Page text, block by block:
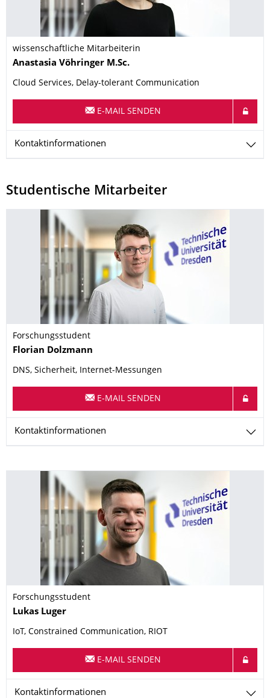
wissenschaftliche Mitarbeiterin
Name
Anastasia Vöhringer M.Sc.
Cloud Services, Delay-tolerant Communication
E-MAIL SENDEN
Kontaktinformationen
Studentische Mitarbeiter
Forschungsstudent
Name
Florian Dolzmann
DNS, Sicherheit, Internet-Messungen
E-MAIL SENDEN
Kontaktinformationen
Forschungsstudent
Name
Lukas Luger
IoT, Constrained Communication, RIOT
E-MAIL SENDEN
Kontaktinformationen